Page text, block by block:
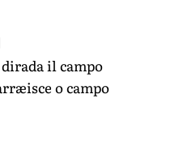
il campo
o campo